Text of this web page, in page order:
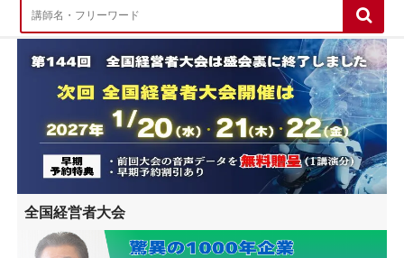
講師をさがす
特集一覧
講師セレクトが選ばれる理由
ブログ・コラム
はじめての方へ
ご相談・お見積
全国経営者大会